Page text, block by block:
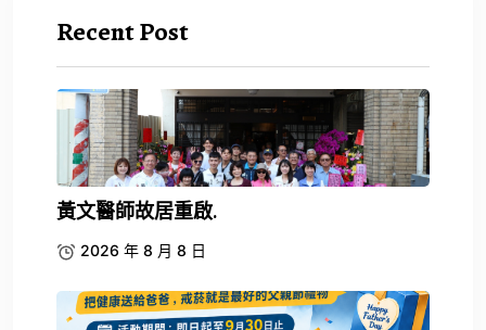
Recent Post
黃文醫師故居重啟.
2026 年 8 月 8 日